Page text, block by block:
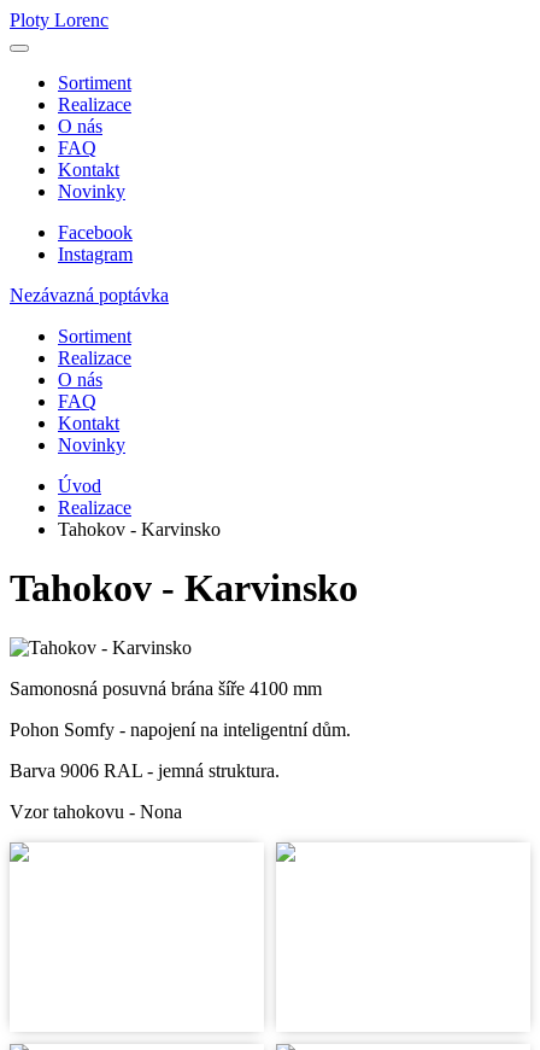
Ploty Lorenc
Sortiment
Realizace
O nás
FAQ
Kontakt
Novinky
Facebook
Instagram
Nezávazná poptávka
Sortiment
Realizace
O nás
FAQ
Kontakt
Novinky
Úvod
Realizace
Tahokov - Karvinsko
Tahokov - Karvinsko
Samonosná posuvná brána šíře 4100 mm
Pohon Somfy - napojení na inteligentní dům.
Barva 9006 RAL - jemná struktura.
Vzor tahokovu - Nona